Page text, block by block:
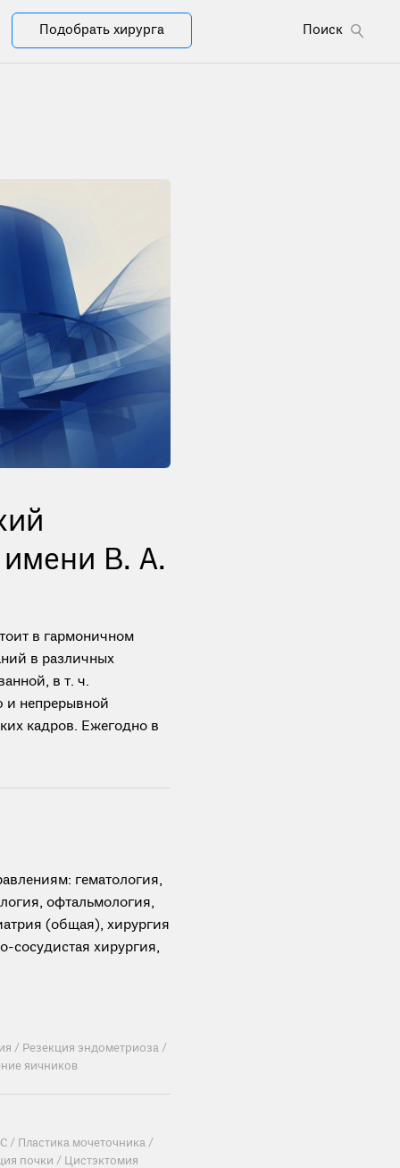
Подобрать хирурга Поиск
имени В. А.
в гармоничном
в различных
в т. ч.
и непрерывной
кадров. Ежегодно в
гематология,
офтальмология,
(общая), хирургия
сосудистая хирургия,
/ Резекция эндометриоза /
яичников
/ Пластика мочеточника /
почки / Цистэктомия